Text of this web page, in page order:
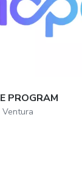
PROGRAM
Ventura